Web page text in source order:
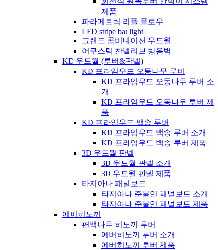
제품
파라메트릭 리플 플로우
LED stripe bar light
그랜드 콤비네이션 우드월
어쿠스틱 찬넬리브 방음벽
KD 우드월 (루버&판넬)
KD 프라임우드 오동나무 루버
KD 프라임우드 오동나무 루버 소
개
KD 프라임우드 오동나무 루버 제
품
KD 프라임우드 백송 루버
KD 프라임우드 백송 루버 소개
KD 프라임우드 백송 루버 제품
3D 우드월 판넬
3D 우드월 판넬 소개
3D 우드월 판넬 제품
타지아나 패널보드
타지아나 준불연 패널보드 소개
타지아나 준불연 패널보드 제품
에버히노끼
편백나무 히노끼 루버
에버히노끼 루버 소개
에버히노끼 루버 제품